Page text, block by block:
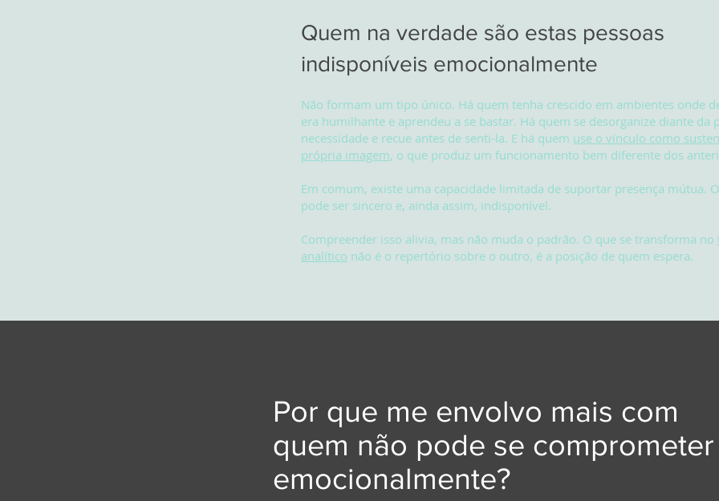
Quem na verdade são estas pessoas
indisponíveis emocionalmente
Não formam um tipo único. Há quem tenha crescido em ambientes onde
era humilhante e aprendeu a se bastar. Há quem se desorganize diante da
necessidade e recue antes de senti-la. E há quem use o vínculo como
própria imagem, o que produz um funcionamento bem diferente dos
Em comum, existe uma capacidade limitada de suportar presença mútua.
pode ser sincero e, ainda assim, indisponível.
Compreender isso alivia, mas não muda o padrão. O que se transforma no
analítico não é o repertório sobre o outro, é a posição de quem espera.
Por que me envolvo mais com
quem não pode se comprometer
emocionalmente?